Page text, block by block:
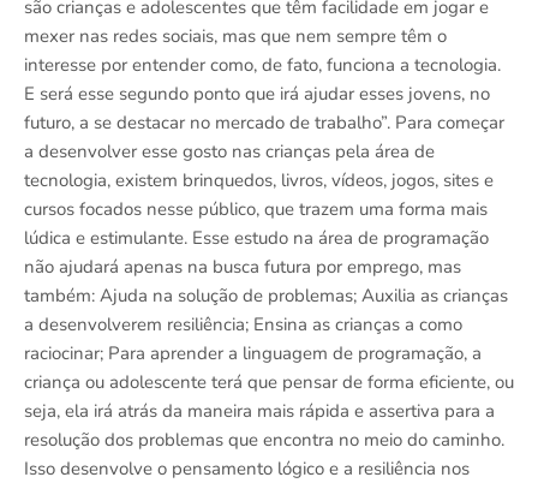
são crianças e adolescentes que têm facilidade em jogar e
mexer nas redes sociais, mas que nem sempre têm o
interesse por entender como, de fato, funciona a tecnologia.
E será esse segundo ponto que irá ajudar esses jovens, no
futuro, a se destacar no mercado de trabalho”. Para começar
a desenvolver esse gosto nas crianças pela área de
tecnologia, existem brinquedos, livros, vídeos, jogos, sites e
cursos focados nesse público, que trazem uma forma mais
lúdica e estimulante. Esse estudo na área de programação
não ajudará apenas na busca futura por emprego, mas
também: Ajuda na solução de problemas; Auxilia as crianças
a desenvolverem resiliência; Ensina as crianças a como
raciocinar; Para aprender a linguagem de programação, a
criança ou adolescente terá que pensar de forma eficiente, ou
seja, ela irá atrás da maneira mais rápida e assertiva para a
resolução dos problemas que encontra no meio do caminho.
Isso desenvolve o pensamento lógico e a resiliência nos